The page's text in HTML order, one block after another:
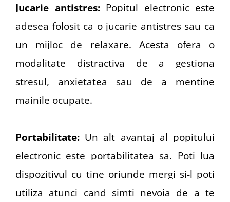
Jucarie antistres: Popitul electronic este
adesea folosit ca o jucarie antistres sau ca
un mijloc de relaxare. Acesta ofera o
modalitate distractiva de a gestiona
stresul, anxietatea sau de a mentine
mainile ocupate.
Portabilitate: Un alt avantaj al popitului
electronic este portabilitatea sa. Poti lua
dispozitivul cu tine oriunde mergi si-l poti
utiliza atunci cand simti nevoia de a te